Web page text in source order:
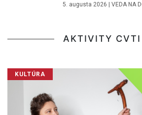
5. augusta 2026 | VEDA NA
AKTIVITY CVTI
KULTÚRA